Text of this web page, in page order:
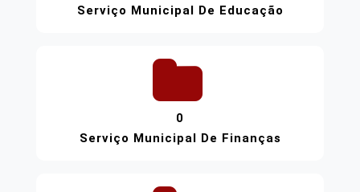
Serviço Municipal De Educação
0
Serviço Municipal De Finanças